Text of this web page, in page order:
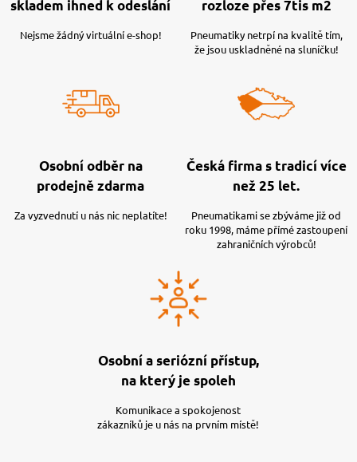
skladem ihned k odeslání
Nejsme žádný virtuální e-shop!
rozloze přes 7tis m2
Pneumatiky netrpí na kvalitě tím,
že jsou uskladněné na sluníčku!
Osobní odběr na
prodejně zdarma
Za vyzvednutí u nás nic neplatíte!
Česká firma s tradicí více
než 25 let.
Pneumatikami se zbýváme již od
roku 1998, máme přímé zastoupení
zahraničních výrobců!
Osobní a seriózní přístup,
na který je spoleh
Komunikace a spokojenost
zákazníků je u nás na prvním místě!